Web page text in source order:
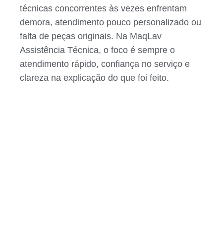
técnicas concorrentes às vezes enfrentam
demora, atendimento pouco personalizado ou
falta de peças originais. Na MaqLav
Assistência Técnica, o foco é sempre o
atendimento rápido, confiança no serviço e
clareza na explicação do que foi feito.